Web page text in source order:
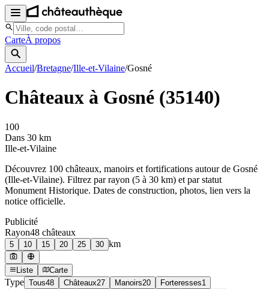
CarteÀ propos
Accueil/Bretagne/Ille-et-Vilaine/Gosné
Châteaux à Gosné (35140)
100
Dans 30 km
Ille-et-Vilaine
Découvrez 100 châteaux, manoirs et fortifications autour de Gosné
(Ille-et-Vilaine). Filtrez par rayon (5 à 30 km) et par statut
Monument Historique. Dates de construction, photos, lien vers la
notice officielle.
Publicité
Rayon48 châteaux
5 10 15 20 25 30 km
Liste Carte
Type Tous48 Châteaux27 Manoirs20 Forteresses1